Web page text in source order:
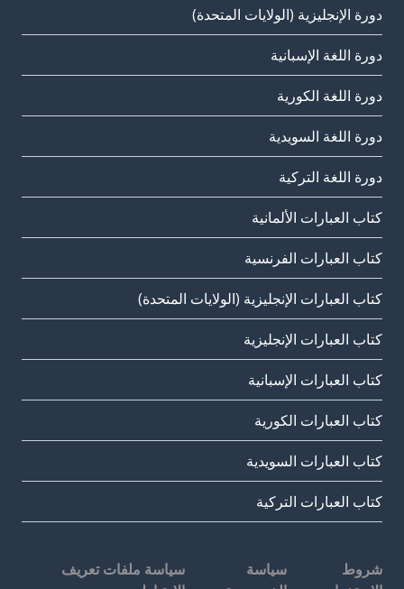
دورة الإنجليزية (الولايات المتحدة)
دورة اللغة الإسبانية
دورة اللغة الكورية
دورة اللغة السويدية
دورة اللغة التركية
كتاب العبارات الألمانية
كتاب العبارات الفرنسية
كتاب العبارات الإنجليزية (الولايات المتحدة)
كتاب العبارات الإنجليزية
كتاب العبارات الإسبانية
كتاب العبارات الكورية
كتاب العبارات السويدية
كتاب العبارات التركية
شروط
سياسة
سياسة ملفات تعريف